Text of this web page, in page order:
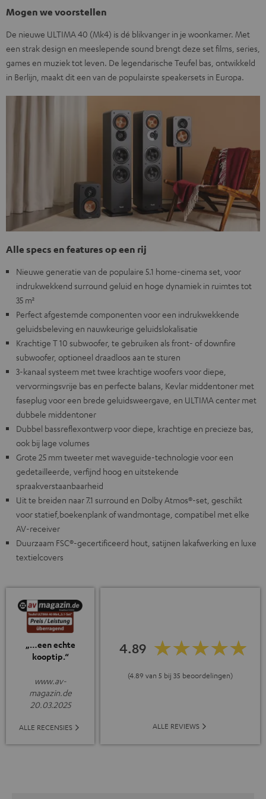
Mogen we voorstellen
De nieuwe ULTIMA 40 (Mk4) is dé blikvanger in je woonkamer. Met
een strak design en meeslepende sound brengt deze set films, series,
games en muziek tot leven. De legendarische Teufel bas, ontwikkeld
in Berlijn, maakt dit een van de populairste speakersets in Europa.
Alle specs en features op een rij
Nieuwe generatie van de populaire 5.1 home-cinema set, voor
indrukwekkend surround geluid en hoge dynamiek in ruimtes tot
35 m²
Perfect afgestemde componenten voor een indrukwekkende
geluidsbeleving en nauwkeurige geluidslokalisatie
Krachtige T 10 subwoofer, te gebruiken als front- of downfire
subwoofer, optioneel draadloos aan te sturen
3-kanaal systeem met twee krachtige woofers voor diepe,
vervormingsvrije bas en perfecte balans, Kevlar middentoner met
faseplug voor een brede geluidsweergave, en ULTIMA center met
dubbele middentoner
Dubbel bassreflexontwerp voor diepe, krachtige en precieze bas,
ook bij lage volumes
Grote 25 mm tweeter met waveguide-technologie voor een
gedetailleerde, verfijnd hoog en uitstekende
spraakverstaanbaarheid
Uit te breiden naar 7.1 surround en Dolby Atmos®-set, geschikt
voor statief,boekenplank of wandmontage, compatibel met elke
AV-receiver
Duurzaam FSC®-gecertificeerd hout, satijnen lakafwerking en luxe
textielcovers
„…een echte
kooptip.“
www.av-
magazin.de
20.03.2025
ALLE RECENSIES
4.89
(4.89 van 5 bij 35 beoordelingen)
ALLE REVIEWS